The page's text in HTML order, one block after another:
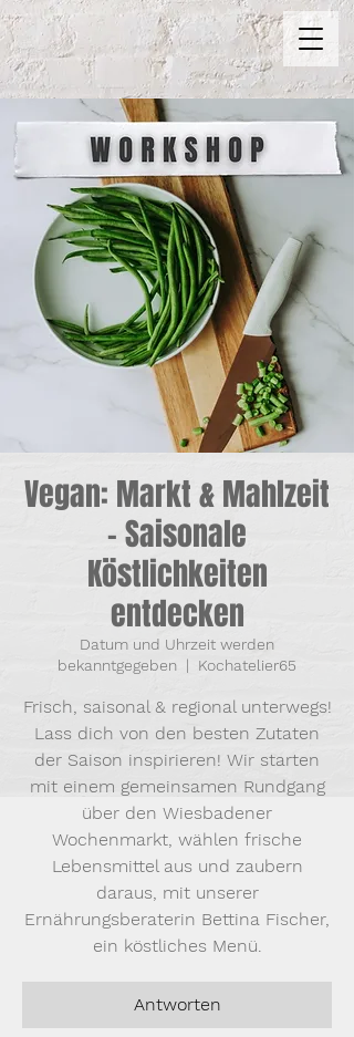
Vegan: Markt & Mahlzeit
- Saisonale
Köstlichkeiten
entdecken
Datum und Uhrzeit werden
bekanntgegeben
  |
Kochatelier65
Frisch, saisonal & regional unterwegs!
Lass dich von den besten Zutaten
der Saison inspirieren! Wir starten
mit einem gemeinsamen Rundgang
über den Wiesbadener
Wochenmarkt, wählen frische
Lebensmittel aus und zaubern
daraus, mit unserer
Ernährungsberaterin Bettina Fischer,
ein köstliches Menü.
Antworten